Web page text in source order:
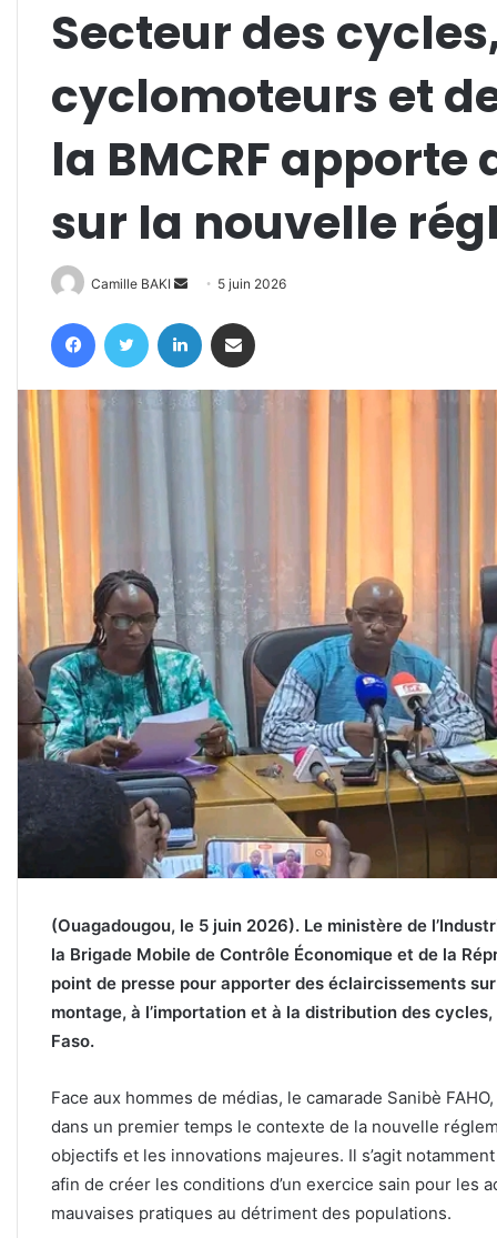
Secteur des
cyclomoteurs et
la BMCRF apporte
sur la nouvelle
Camille BAKI
Envoyer
courriel
5 juin 2026
FacebookTwitter Linkedin
(Ouagadougou, le 5 juin 2026). Le ministère de
la Brigade Mobile de Contrôle Économique et de la
point de presse pour apporter des éclaircissements
montage, à l’importation et à la distribution des
Faso.
Face aux hommes de médias, le camarade Sanibè
dans un premier temps le contexte de la nouvelle
objectifs et les innovations majeures. Il s’agit
afin de créer les conditions d’un exercice sain pour les
mauvaises pratiques au détriment des populations.